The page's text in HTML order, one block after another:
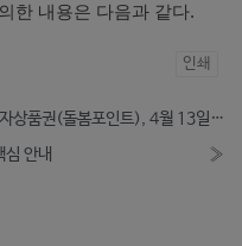
한 내용은 다음과 같다.
인쇄
[보건복지부 보도자료] 아동돌봄쿠폰 전자상품권(돌봄포인트), 4월 13일부터 지급
안내
»